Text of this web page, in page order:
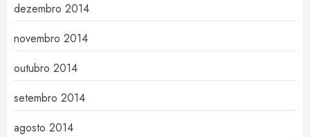
dezembro 2014
novembro 2014
outubro 2014
setembro 2014
agosto 2014